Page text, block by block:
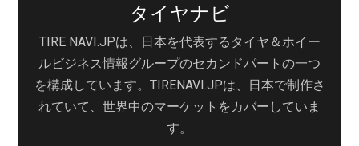
タイヤナビ
TIRE NAVI.JPは、日本を代表するタイヤ＆ホイー
ルビジネス情報グループのセカンドパートの一つ
を構成しています。TIRENAVI.JPは、日本で制作さ
れていて、世界中のマーケットをカバーしていま
す。